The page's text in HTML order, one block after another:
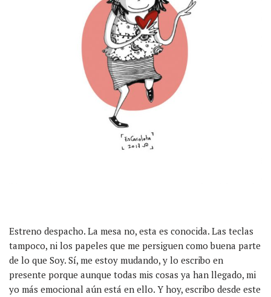
Estreno despacho. La mesa no, esta es conocida. Las teclas
tampoco, ni los papeles que me persiguen como buena parte
de lo que Soy. Sí, me estoy mudando, y lo escribo en
presente porque aunque todas mis cosas ya han llegado, mi
yo más emocional aún está en ello. Y hoy, escribo desde este